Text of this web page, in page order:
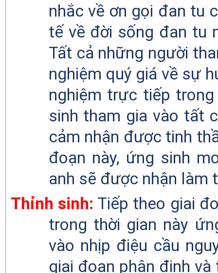
nhắc về ơn gọi đan tu
tế về đời sống đan tu
Tất cả những người
nghiệm quý giá về sự
nghiệm trực tiếp
sinh tham gia vào tất
cảm nhận được tinh
đoạn này, ứng sinh
anh sẽ được nhận làm
Thỉnh sinh: Tiếp theo giai
trong thời gian này
vào nhịp điệu cầu
giai đoạn phân định